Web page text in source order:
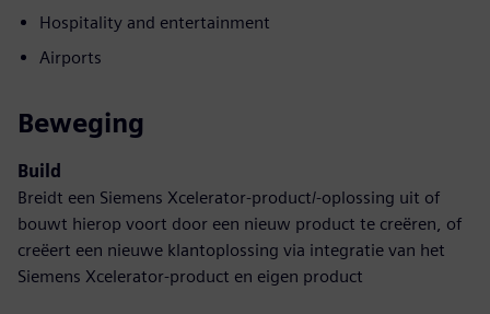
Hospitality and entertainment
Airports
Beweging
Build
Breidt een Siemens Xcelerator-product/-oplossing uit of
bouwt hierop voort door een nieuw product te creëren, of
creëert een nieuwe klantoplossing via integratie van het
Siemens Xcelerator-product en eigen product